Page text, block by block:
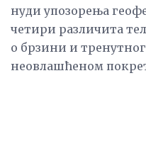
нуди упозорења
четири различита
о брзини и
неовлашћеном